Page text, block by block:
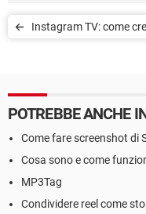
Instagram TV: come
POTREBBE ANCHE
Come fare screenshot di
Cosa sono e come
MP3Tag
Condividere reel come